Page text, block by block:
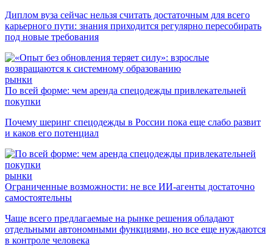
Диплом вуза сейчас нельзя считать достаточным для всего
карьерного пути: знания приходится регулярно пересобирать
под новые требования
рынки
По всей форме: чем аренда спецодежды привлекательней
покупки
Почему шеринг спецодежды в России пока еще слабо развит
и каков его потенциал
рынки
Ограниченные возможности: не все ИИ-агенты достаточно
самостоятельны
Чаще всего предлагаемые на рынке решения обладают
отдельными автономными функциями, но все еще нуждаются
в контроле человека